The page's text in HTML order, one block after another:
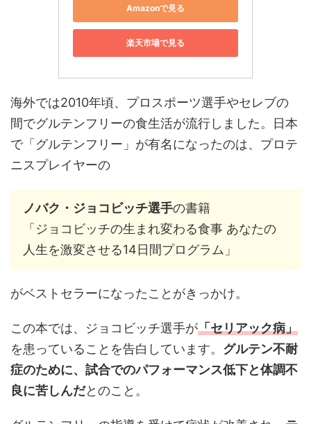
Amazonで見る
楽天市場で見る
海外では2010年頃、プロスポーツ選手やセレブの
間でグルテンフリーの食生活が流行しました。日本
で「グルテンフリー」が有名になったのは、プロテ
ニスプレイヤーの
ノバク・ジョコビッチ選手の書籍
「ジョコビッチの生まれ変わる食事 あなたの
人生を激変させる14日間プログラム」
がベストセラーになったことがきっかけ。
この本では、ジョコビッチ選手が「セリアック病」
を患っていることを告白しています。 グルテン不耐
症のために、試合でのパフォーマンス低下と体調不
良に苦しんだとのこと。